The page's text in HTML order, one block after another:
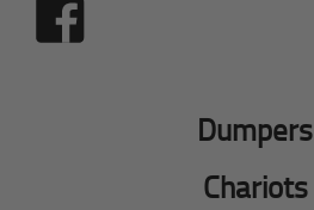
Dumpers
Chariots